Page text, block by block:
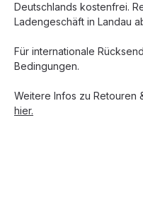
Deutschlands kostenfrei.
Ladengeschäft in Landau
Für internationale
Bedingungen.
Weitere Infos zu Retouren
hier.